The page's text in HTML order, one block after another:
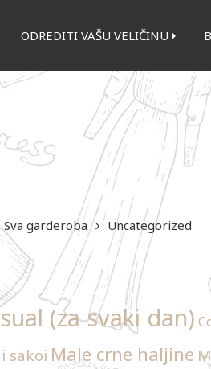
ODREDITI VAŠU VELIČINU
Sva garderoba Uncategorized
(za svaki dan)
sakoi Male crne haljine